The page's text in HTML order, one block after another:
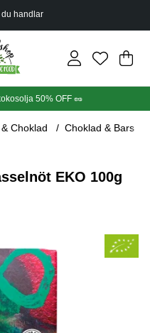
handlar
Din
.
50% OFF 🥜
Choklad Choklad & Bars
EKO 100g